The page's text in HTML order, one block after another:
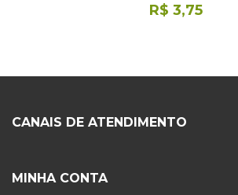
R$ 3,75
CANAIS DE ATENDIMENTO
MINHA CONTA